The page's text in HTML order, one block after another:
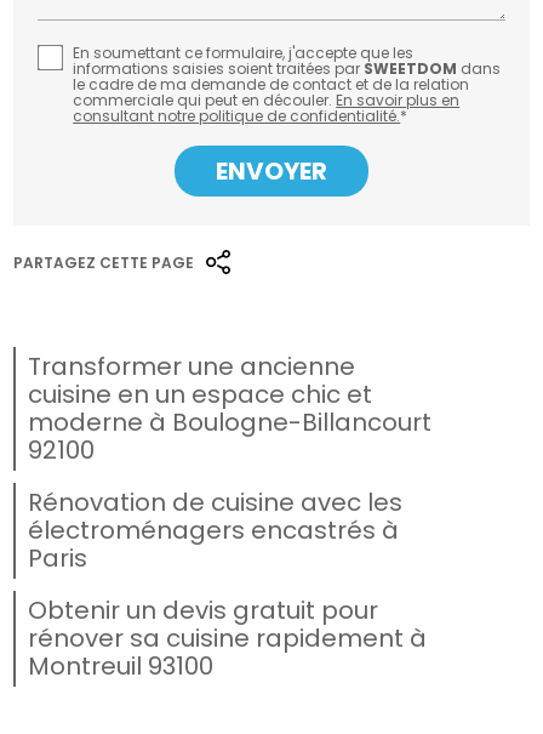
En soumettant ce formulaire, j'accepte que les
informations saisies soient traitées par SWEETDOM dans
le cadre de ma demande de contact et de la relation
commerciale qui peut en découler. En savoir plus en
consultant notre politique de confidentialité.*
PARTAGEZ CETTE PAGE
Transformer une ancienne
cuisine en un espace chic et
moderne à Boulogne-Billancourt
92100
Rénovation de cuisine avec les
électroménagers encastrés à
Paris
Obtenir un devis gratuit pour
rénover sa cuisine rapidement à
Montreuil 93100